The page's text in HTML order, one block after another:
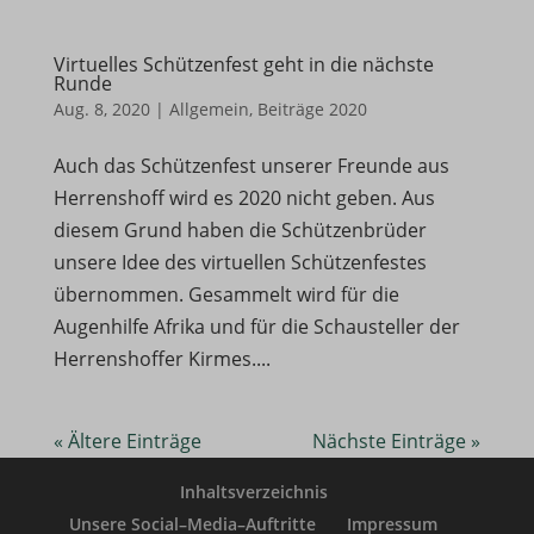
Virtuelles Schützenfest geht in die nächste
Runde
Aug. 8, 2020| Allgemein, Beiträge 2020
Auch das Schützenfest unserer Freunde aus
Herrenshoff wird es 2020 nicht geben. Aus
diesem Grund haben die Schützenbrüder
unsere Idee des virtuellen Schützenfestes
übernommen. Gesammelt wird für die
Augenhilfe Afrika und für die Schausteller der
Herrenshoffer Kirmes....
« Ältere Einträge Nächste Einträge »
Inhaltsverzeichnis
Unsere Social–Media–Auftritte
Impressum
SWG_CS_HTTPS_1
X-SIG-HTTPS-Umbrella-SAML